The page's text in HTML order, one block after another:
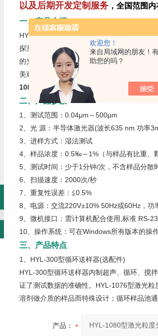
欢迎您！
来自局域网的朋友！
助您的吗？
以及后期开发定制服务 ，全国范围
一、产品介绍
HYL-1080型激光粒度分布仪是一款新型的
探测角达21.5°；非均匀交叉排列的侧向及
的光路一体化结构，使光路更加稳定；长期
美观大方，使用与维护更为方便；有效的屏
1080型激光粒度分布仪合理优质
二、产品参数
1、测试范围：0.04μm～500μm
2、光 源：半导体激光器(波长635 nm.功率
3、进样方式：湿法测试
4、样品浓度：0.5‰～1%（与样品有比重、
5、测试时间：少于1分钟/次，不含样品分散
6、扫描速度：2000次/秒
7、重复性误差：≦0.5%
8、电源：交流220V±10% 50Hz或60Hz，功
9、微机接口：需计算机配合使用,标准 RS-
10、操作系统：可在Windows所有版本的操
三、产品特点
1、HYL-300型循环送样器(选配件)
HYL-300型循环送样器内制超声、循环、搅
证了测试数据的准确性。HYL-1076型激光
溶剂做介质的样品而特殊设计；循环样品池
产品：